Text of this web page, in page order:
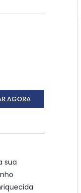
AGORA
sua